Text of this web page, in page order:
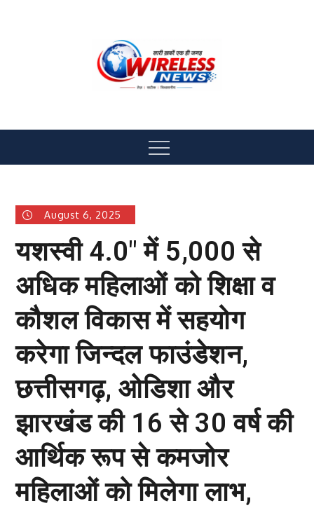
Menu
August 6, 2025
यशस्वी 4.0″ में 5,000 से
अधिक महिलाओं को शिक्षा व
कौशल विकास में सहयोग
करेगा जिन्दल फाउंडेशन,
छत्तीसगढ़, ओडिशा और
झारखंड की 16 से 30 वर्ष की
आर्थिक रूप से कमजोर
महिलाओं को मिलेगा लाभ,